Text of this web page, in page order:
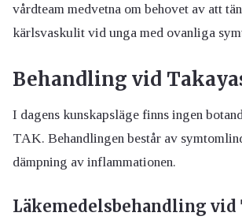
vårdteam medvetna om behovet av att
kärlsvaskulit vid unga med ovanliga
Behandling vid
I dagens kunskapsläge finns ingen
TAK. Behandlingen består av
dämpning av inflammationen.
Läkemedelsbehandling vid